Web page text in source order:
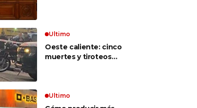
haberes de $ 18
millones
Ultimo
Oeste caliente: cinco
muertes y tiroteos
Ultimo